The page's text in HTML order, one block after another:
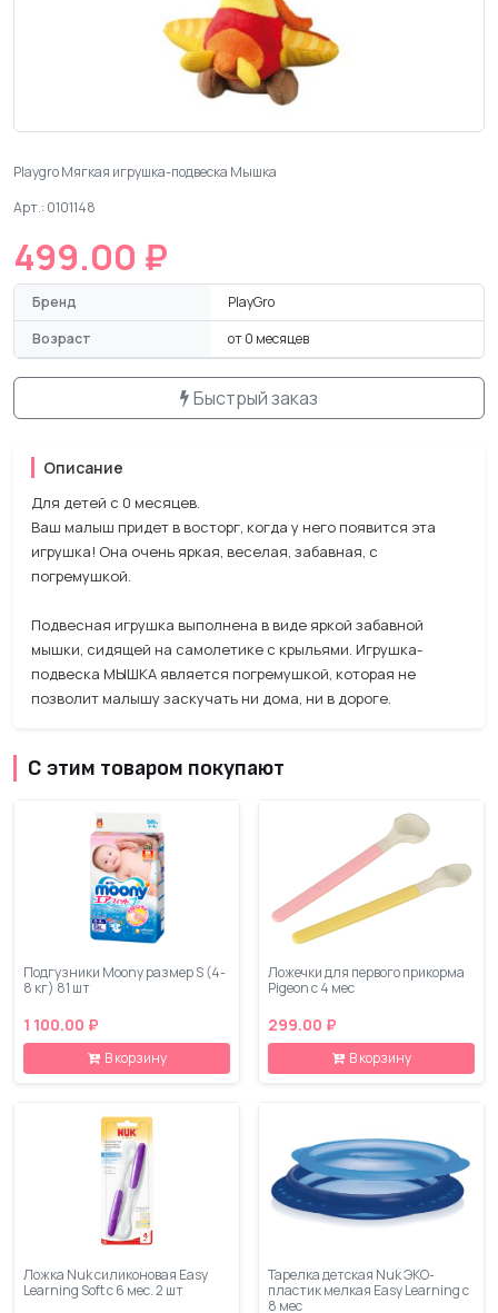
Playgro Мягкая игрушка-подвеска Мышка
Арт.: 0101148
499.00 ₽
Бренд
PlayGro
Возраст
от 0 месяцев
Быстрый заказ
Описание
Для детей с 0 месяцев.
Ваш малыш придет в восторг, когда у него появится эта
игрушка! Она очень яркая, веселая, забавная, с
погремушкой.
Подвесная игрушка выполнена в виде яркой забавной
мышки, сидящей на самолетике с крыльями. Игрушка-
подвеска МЫШКА является погремушкой, которая не
позволит малышу заскучать ни дома, ни в дороге.
С этим товаром покупают
Подгузники Moony размер S (4-
8 кг) 81 шт
1 100.00 ₽
В корзину
Ложечки для первого прикорма
Pigeon с 4 мес
299.00 ₽
В корзину
Ложка Nuk силиконовая Easy
Learning Soft с 6 мес. 2 шт
Тарелка детская Nuk ЭКО-
пластик мелкая Easy Learning с
8 мес